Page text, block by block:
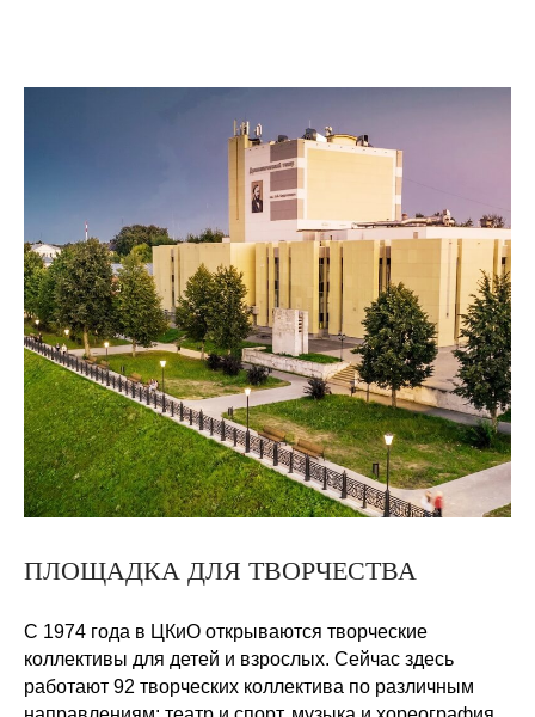
ПЛОЩАДКА ДЛЯ ТВОРЧЕСТВА
С 1974 года в ЦКиО открываются творческие
коллективы для детей и взрослых. Сейчас здесь
работают 92 творческих коллектива по различным